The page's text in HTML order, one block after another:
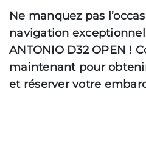
Ne manquez pas
navigation
ANTONIO D32 OPEN !
maintenant pour
et réserver votre